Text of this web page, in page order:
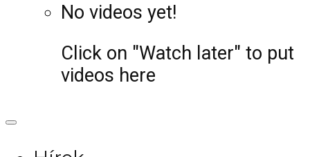
No videos yet!
Click on "Watch later" to put
videos here